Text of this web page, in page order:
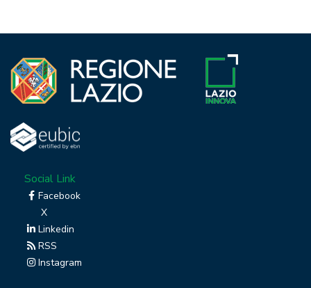
Social Link
Facebook
X
Linkedin
RSS
Instagram